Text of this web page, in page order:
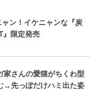
ン！イケニャンな『炭
』限定発売
家さんの愛猫がちくわ型
→先っぽだけハミ出た姿